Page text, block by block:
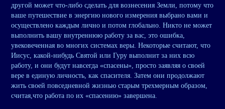
другой может что-либо сделать для вознесения Земли, потому что
ваше путешествие в энергию нового измерения выбрано вами и
осуществлено каждым лично и потом глобально. Никто не может
выполнить вашу внутреннюю работу за вас, это ошибка,
увековеченная во многих системах веры. Некоторые считают, что
Иисус, какой-нибудь Святой или Гуру выполнит за них всю
работу, и они будут навсегда «спасены», просто заявляя о своей
вере в единую личность, как спасителя. Затем они продолжают
жить своей повседневной жизнью старым трехмерным образом,
считая,что работа по их «спасению» завершена.